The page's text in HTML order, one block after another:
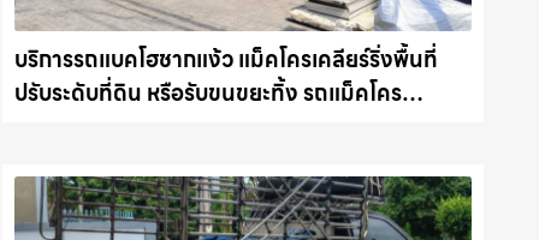
บริการรถแบคโฮชากแง้ว แม็คโครเคลียร์ริ่งพื้นที่
ปรับระดับที่ดิน หรือรับขนขยะทิ้ง รถแม็คโคร